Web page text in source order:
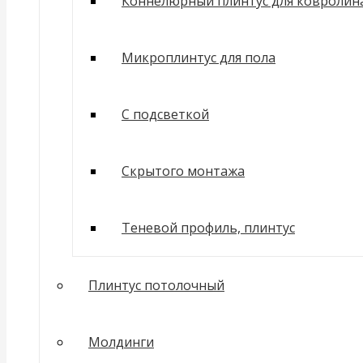
Микроплинтус для пола
С подсветкой
Скрытого монтажа
Теневой профиль, плинтус
Плинтус потолочный
Молдинги